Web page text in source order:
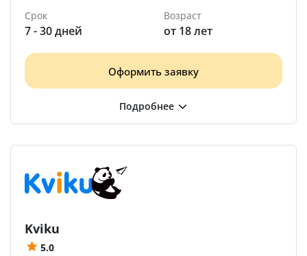
Срок
7 - 30 дней
Возраст
от 18 лет
Оформить заявку
Kviku
5.0